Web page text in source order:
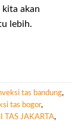
akan
lebih.
tas bandung,
tas bogor,
TAS JAKARTA,